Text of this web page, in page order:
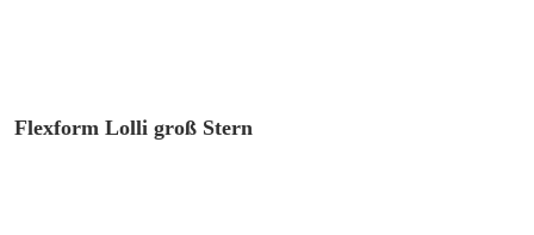
Flexform Lolli groß Stern